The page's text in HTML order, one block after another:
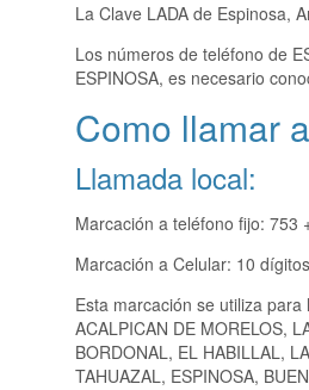
La Clave LADA de Espinosa,
Los números de teléfono de
ESPINOSA, es necesario
Como llamar
Llamada local:
Marcación a teléfono fijo: 753
Marcación a Celular: 10
Esta marcación se utiliza
ACALPICAN DE MORELOS,
BORDONAL, EL HABILLAL,
TAHUAZAL, ESPINOSA,